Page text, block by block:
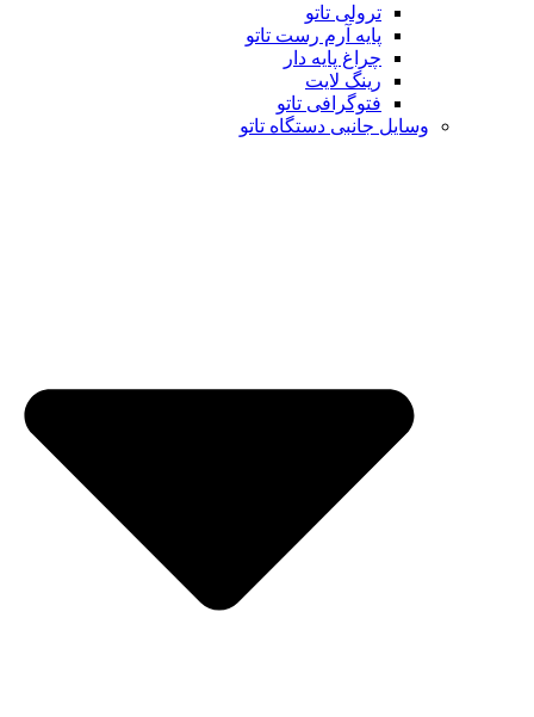
ترولی تاتو
پایه آرم رست تاتو
چراغ پایه دار
رینگ لایت
فتوگرافی تاتو
وسایل جانبی دستگاه تاتو